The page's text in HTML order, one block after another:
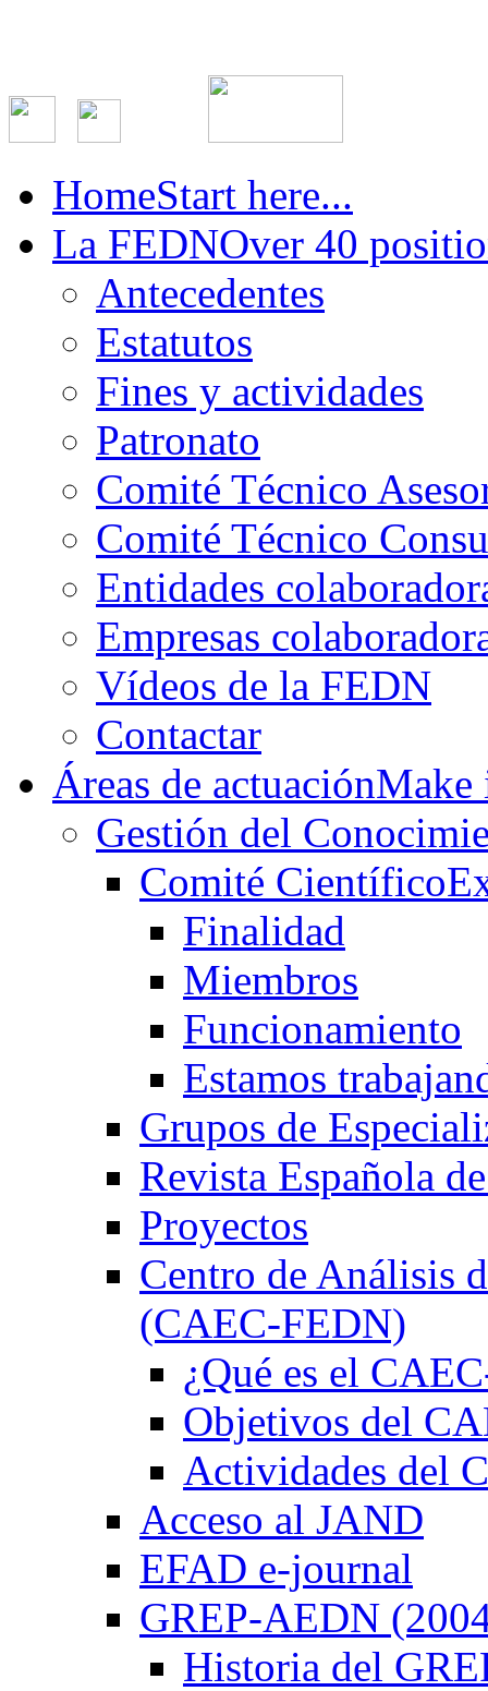
HomeStart here...
La FEDNOver 40
Antecedentes
Estatutos
Fines y actividades
Patronato
Comité Técnico
Comité Técnico
Entidades
Empresas
Vídeos de la FEDN
Contactar
Áreas de actuación
Gestión del
Comité Científico
Finalidad
Miembros
Funcionamiento
Estamos
Grupos de
Revista Española
Proyectos
Centro de Análisis
(CAEC-FEDN)
¿Qué es el
Objetivos del
Actividades del
Acceso al JAND
EFAD e-journal
GREP-AEDN
Historia del